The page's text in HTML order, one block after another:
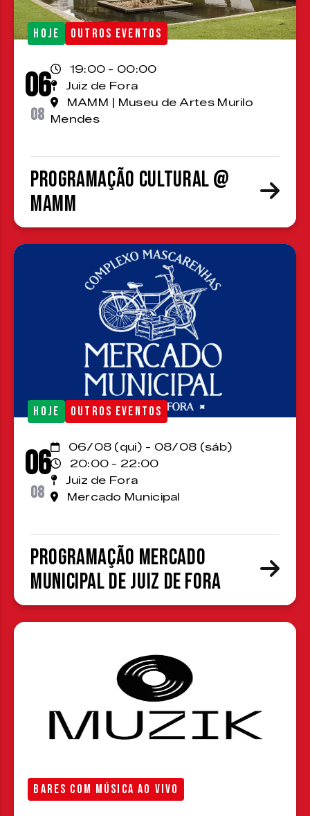
HOJE OUTROS EVENTOS
06
08
19:00 - 00:00
Juiz de Fora
MAMM | Museu de Artes Murilo
Mendes
Programação cultural @
MAMM
HOJE OUTROS EVENTOS
06
08
06/08 (qui) - 08/08 (sáb)
20:00 - 22:00
Juiz de Fora
Mercado Municipal
Programação Mercado
Municipal de Juiz de Fora
BARES COM MÚSICA AO VIVO